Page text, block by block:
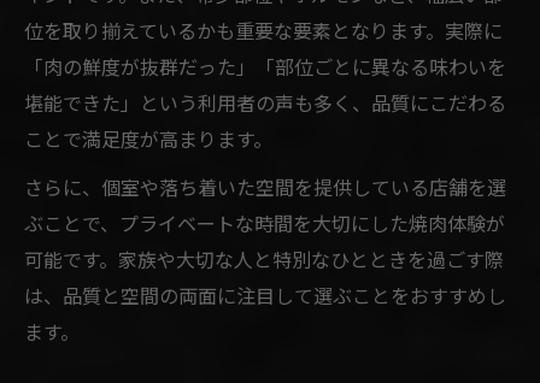
位を取り揃えているかも重要な要素となります。実際に
「肉の鮮度が抜群だった」「部位ごとに異なる味わいを
堪能できた」という利用者の声も多く、品質にこだわる
ことで満足度が高まります。
さらに、個室や落ち着いた空間を提供している店舗を選
ぶことで、プライベートな時間を大切にした焼肉体験が
可能です。家族や大切な人と特別なひとときを過ごす際
は、品質と空間の両面に注目して選ぶことをおすすめし
ます。